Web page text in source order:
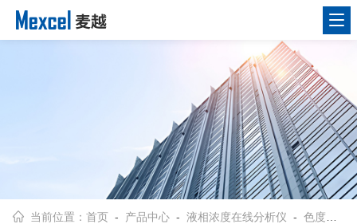
当前位置：首页 - 产品中心 -液相浓度在线分析仪 -色度在线分析仪